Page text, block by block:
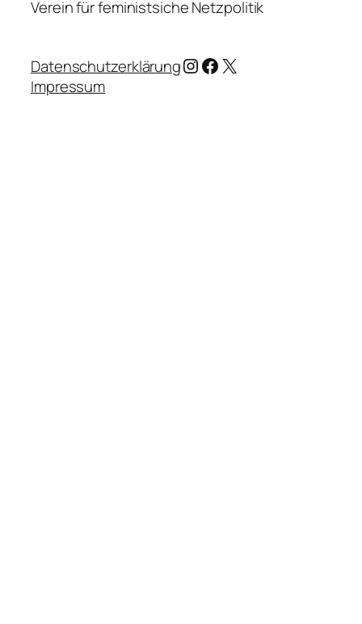
Verein für feministsiche Netzpolitik
Datenschutzerklärung
Impressum
Instagram
Facebook
X